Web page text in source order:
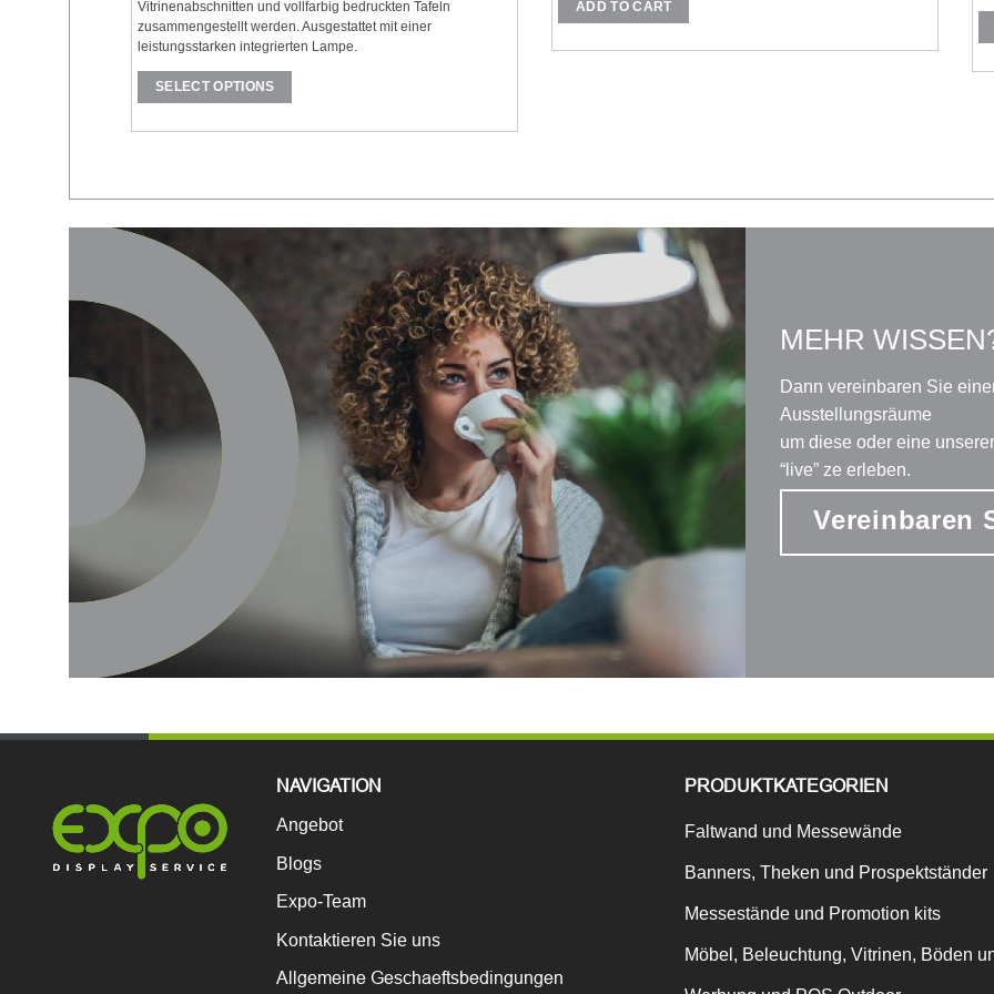
Vitrinenabschnitten und vollfarbig bedruckten Tafeln
zusammengestellt werden. Ausgestattet mit einer
leistungsstarken integrierten Lampe.
SELECT OPTIONS
auf.
können
Produktseite
gewählt
werden
ADD TO CART
MEHR
Dann vereinbaren Sie
Ausstellungsräume
um diese oder eine
“live” ze erleben.
Vereinbaren
NAVIGATION
Angebot
Blogs
Expo-Team
Kontaktieren Sie uns
Allgemeine Geschaeftsbedingungen
PRODUKTKATEGORIEN
Faltwand und Messewände
Banners, Theken und Prospektständer
Messestände und Promotion kits
Möbel, Beleuchtung, Vitrinen, Böden